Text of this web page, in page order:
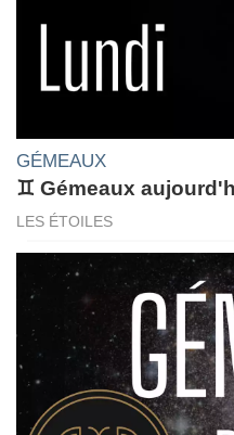
GÉMEAUX
♊ Gémeaux
LES ÉTOILES